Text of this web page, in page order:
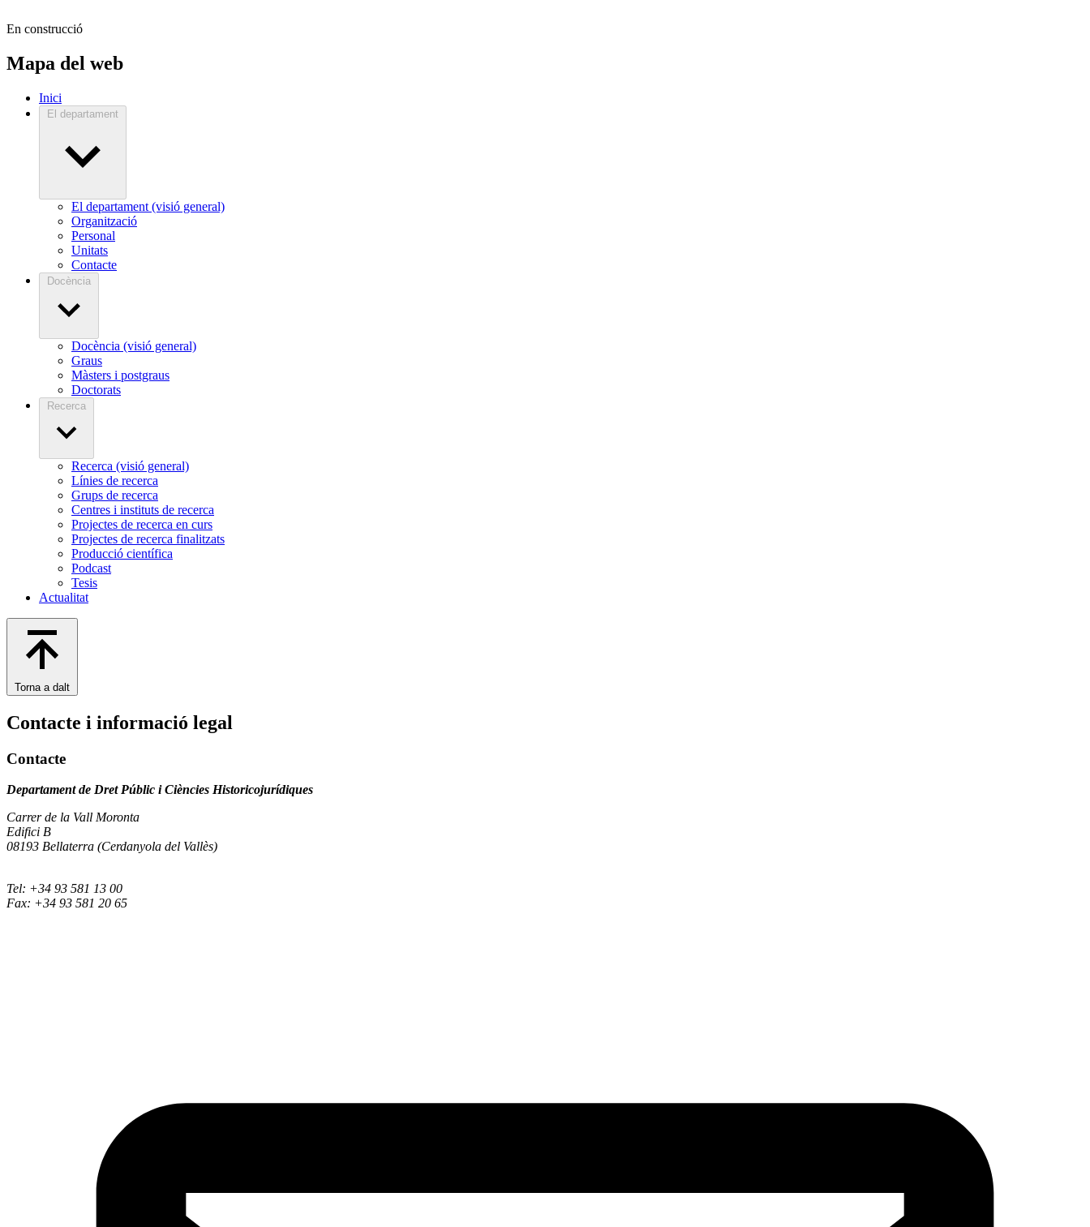
En construcció
Mapa del web
Inici
El departament
El departament (visió general)
Organització
Personal
Unitats
Contacte
Docència
Docència (visió general)
Graus
Màsters i postgraus
Doctorats
Recerca
Recerca (visió general)
Línies de recerca
Grups de recerca
Centres i instituts de recerca
Projectes de recerca en curs
Projectes de recerca finalitzats
Producció científica
Podcast
Tesis
Actualitat
Torna a dalt
Contacte i informació legal
Contacte
Departament de Dret Públic i Ciències Historicojurídiques
Carrer de la Vall Moronta
Edifici B
08193 Bellaterra (Cerdanyola del Vallès)
Tel: +34 93 581 13 00
Fax: +34 93 581 20 65